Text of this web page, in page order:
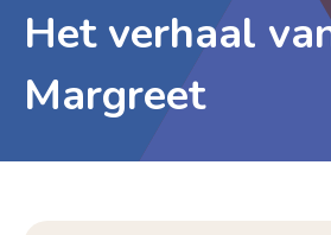
Het verhaal
Margreet